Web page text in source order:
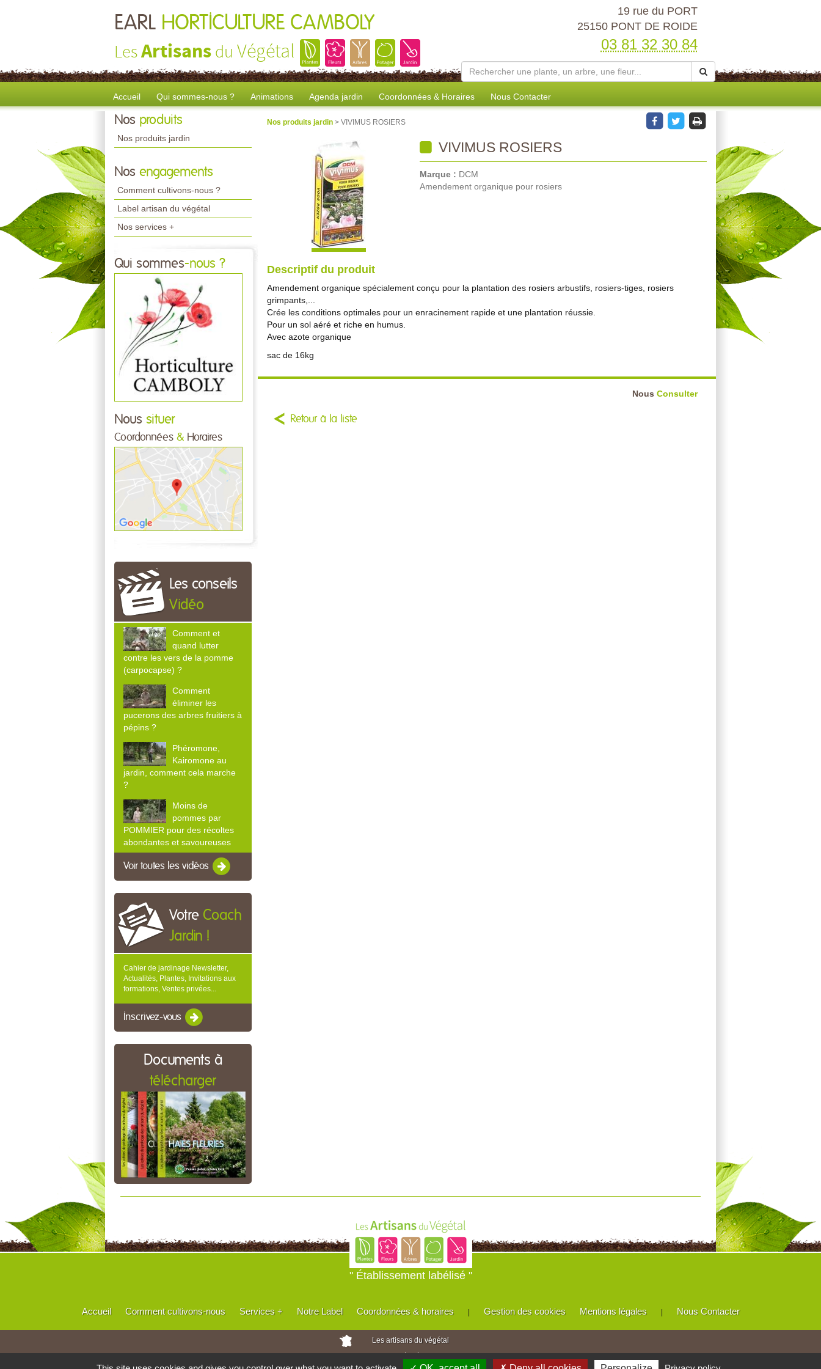
EARL HORTICULTURE CAMBOLY
LesArtisans du Végétal
19 rue du PORT
25150 PONT DE ROIDE
03 81 32 30 84
Accueil Qui sommes-nous ? Animations Agenda jardin Coordonnées & Horaires Nous Contacter
Nos produits
Nos produits jardin
Nos engagements
Comment cultivons-nous ?
Label artisan du végétal
Nos services +
Qui sommes-nous ?
Nous situer
Coordonnées & Horaires
Les conseils
Vidéo
Comment et
quand lutter
contre les vers de la pomme
(carpocapse) ?
Comment
éliminer les
pucerons des arbres fruitiers à
pépins ?
Phéromone,
Kairomone au
jardin, comment cela marche
?
Moins de
pommes par
POMMIER pour des récoltes
abondantes et savoureuses
Voir toutes les vidéos
Votre Coach
Jardin !
Cahier de jardinage Newsletter,
Actualités, Plantes, Invitations aux
formations, Ventes privées...
Inscrivez-vous
Documents à
télécharger
Nos produits jardin > VIVIMUS ROSIERS
VIVIMUS ROSIERS
Marque : DCM
Amendement organique pour rosiers
Descriptif du produit
Amendement organique spécialement conçu pour la plantation des rosiers arbustifs, rosiers-tiges, rosiers
grimpants,...
Crée les conditions optimales pour un enracinement rapide et une plantation réussie.
Pour un sol aéré et riche en humus.
Avec azote organique
sac de 16kg
Nous Consulter
Retour à la liste
" Établissement labélisé "
Accueil Comment cultivons-nous Services + Notre Label Coordonnées & horaires | Gestion des cookies Mentions légales | Nous Contacter
Les artisans du végétal
Horticulteurs et pépinièristes de France